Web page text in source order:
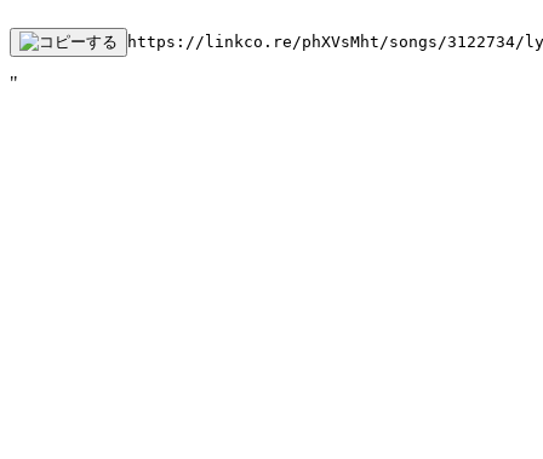
https://linkco.re/phXVsMht/songs/3122734/
"